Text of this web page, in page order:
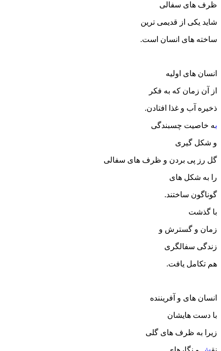
ظرف های سفالی
شاید یکی از قدیمی ترین
ساخته های انسان است.
انسان های اولیه
از آن زمان که به فکر
ذخیره آب و غذا افتادن.
به خاصیت چسبندگی
و شکل گیری
گل رز پی بردن و ظرف های سفالی
را به شکل های
گوناگون ساختند.
با گذشت
زمان و گسترش و
زندگی سفالگری
هم تکامل یافت.
انسان های و آفریننده
با دست هایشان
زیرا به ظرف های گلی